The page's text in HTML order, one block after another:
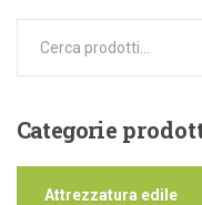
Categorie
Attrezzatura edile